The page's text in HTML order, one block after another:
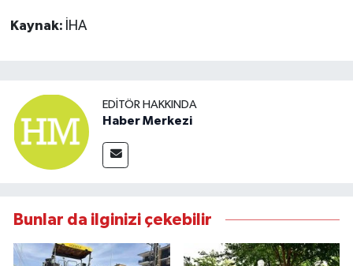
Kaynak: İHA
EDITÖR HAKKINDA
Haber Merkezi
Bunlar da ilginizi çekebilir